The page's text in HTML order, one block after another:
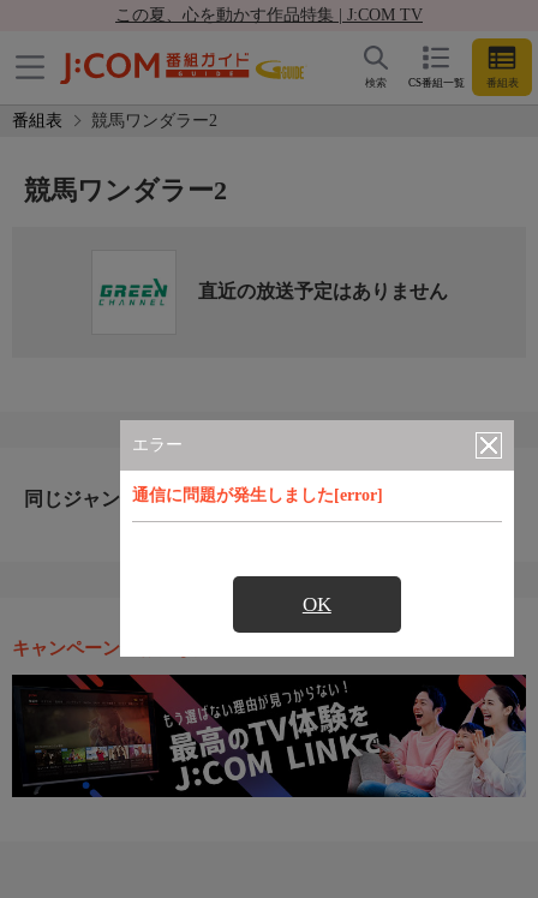
この夏、心を動かす作品特集 | J:COM TV
CS番組一覧 番組表
検索
番組表 競馬ワンダラー2
エラー
通信に問題が発生しました[error]
OK
競馬ワンダラー2
直近の放送予定はありません
同じジャンルのおすすめ番組
キャンペーン・お得な情報